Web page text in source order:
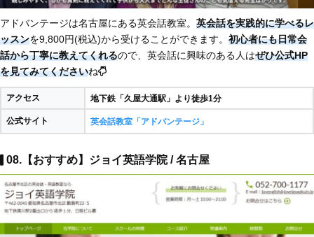
アドバンテージは名古屋にある英会話教室。 英会話を実践的に学べるレ
ッスンを9,800円(税込)から受けることができます。 初心者にも日常会
話から丁寧に教えてくれるので、英会話に興味のある人はぜひ公式HP
を見てみてくださいね
アクセス 地下鉄「久屋大通駅」より徒歩1分
公式サイト 英会話教室「アドバンテージ」
08.【おすすめ】ジョイ英語学院 / 名古屋